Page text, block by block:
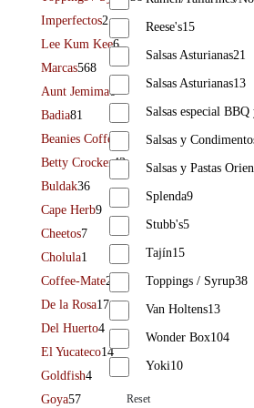
Imperfectos2
Lee Kum Kee6
Marcas568
Aunt Jemima6
Badia81
Beanies Coffee
Betty Crocker43
Buldak36
Cape Herb9
Cheetos7
Cholula1
Coffee-Mate29
De la Rosa17
Del Huerto4
El Yucateco14
Goldfish4
Goya57
Reese's15
Salsas Asturianas21
Salsas Asturianas13
Salsas especial BBQ
Salsas y
Salsas y Pastas
Splenda9
Stubb's5
Tajín15
Toppings / Syrup38
Van Holtens13
Wonder Box104
Yoki10
Reset